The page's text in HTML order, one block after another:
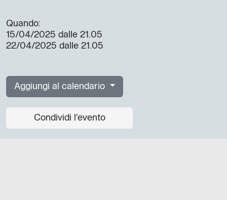
Quando:
15/04/2025 dalle 21.05
22/04/2025 dalle 21.05
Aggiungi al calendario
Condividi l'evento